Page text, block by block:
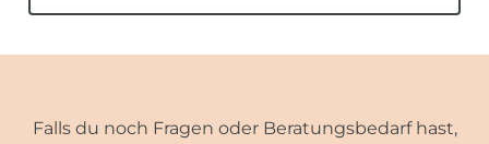
Falls du noch Fragen oder Beratungsbedarf hast,